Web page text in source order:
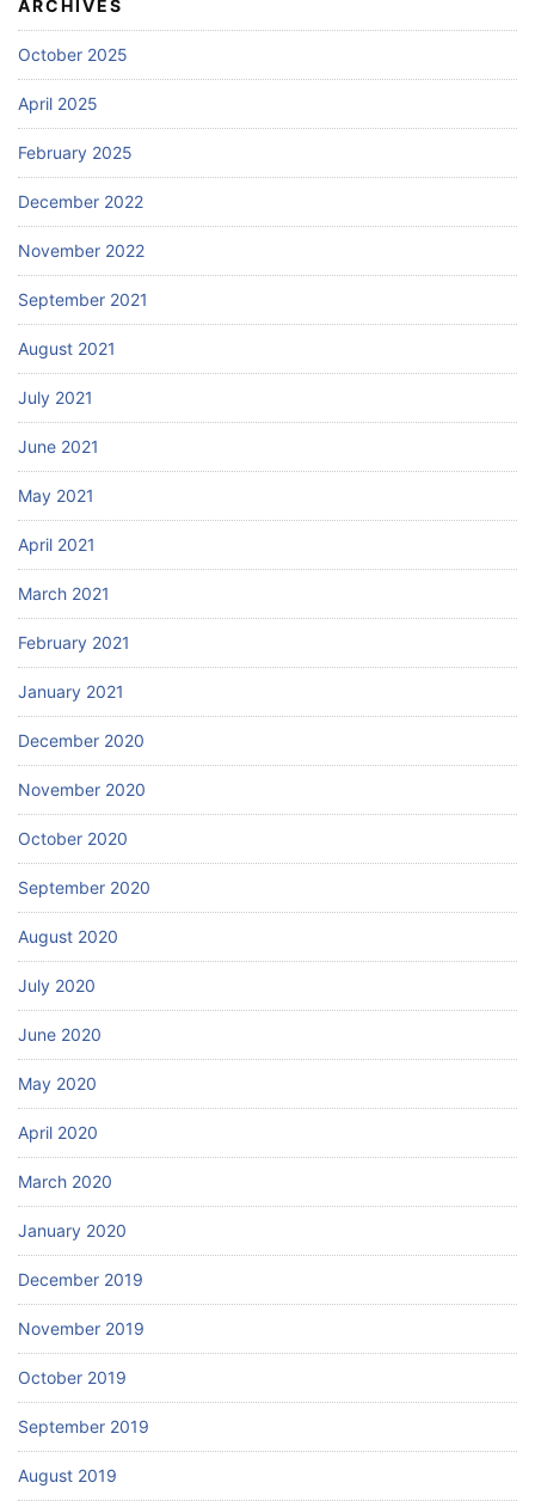
ARCHIVES
October 2025
April 2025
February 2025
December 2022
November 2022
September 2021
August 2021
July 2021
June 2021
May 2021
April 2021
March 2021
February 2021
January 2021
December 2020
November 2020
October 2020
September 2020
August 2020
July 2020
June 2020
May 2020
April 2020
March 2020
January 2020
December 2019
November 2019
October 2019
September 2019
August 2019